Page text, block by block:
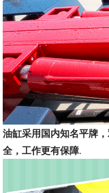
油缸采用国内知名平牌
全，工作更有保障.